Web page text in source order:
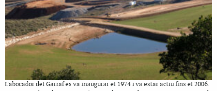
L'abocador del Garraf es va inaugurar el 1974 i va estar actiu fins el 2006.